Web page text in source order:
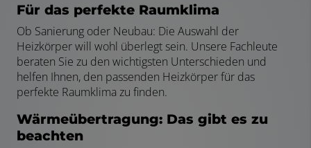
Für das perfekte Raumklima
Ob Sanierung oder Neubau: Die Auswahl der
Heizkörper will wohl überlegt sein. Unsere Fachleute
beraten Sie zu den wichtigsten Unterschieden und
helfen Ihnen, den passenden Heizkörper für das
perfekte Raumklima zu finden.
Wärmeübertragung: Das gibt es zu
beachten